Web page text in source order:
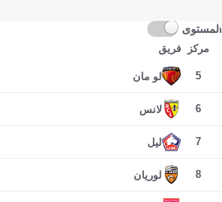
المستوى
مركز فريق
5 لو مان
6 لانس
7 ليل
8 لوريان